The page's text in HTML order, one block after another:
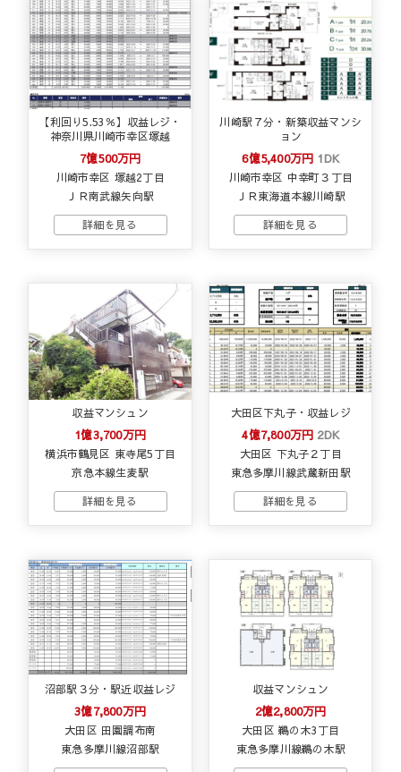
【利回り5.53％】収益レジ・
神奈川県川崎市幸区塚越
7億500万円
川崎市幸区 塚越2丁目
ＪＲ南武線矢向駅
川崎駅７分・新築収益マンシ
ョン
6億5,400万円 1DK
川崎市幸区 中幸町３丁目
ＪＲ東海道本線川崎駅
収益マンシュン
1億3,700万円
横浜市鶴見区 東寺尾5丁目
京急本線生麦駅
大田区下丸子・収益レジ
4億7,800万円 2DK
大田区 下丸子２丁目
東急多摩川線武蔵新田駅
沼部駅３分・駅近収益レジ
3億7,800万円
大田区 田園調布南
東急多摩川線沼部駅
収益マンシュン
2億2,800万円
大田区 鵜の木3丁目
東急多摩川線鵜の木駅